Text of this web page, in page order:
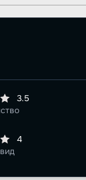
3.5
4